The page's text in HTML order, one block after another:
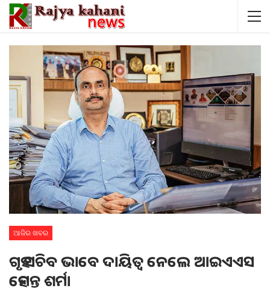
ଆଜିର ଖବର
ଗୃହ ସଚିବ ଭାବେ ଦାୟିତ୍ୱ ନେଲେ ଆଇଏଏସ
ହେମନ୍ତ ଶର୍ମା